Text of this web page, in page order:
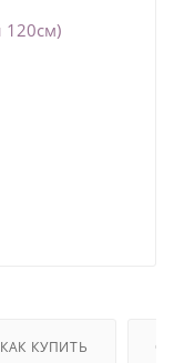
КАК КУПИТЬ